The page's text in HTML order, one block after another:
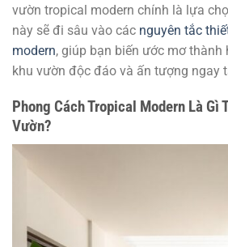
vườn tropical modern chính là lựa
này sẽ đi sâu vào các nguyên tắc
modern, giúp bạn biến ước mơ thành
khu vườn độc đáo và ấn tượng ngay
Phong Cách Tropical Modern Là Gì
Vườn?